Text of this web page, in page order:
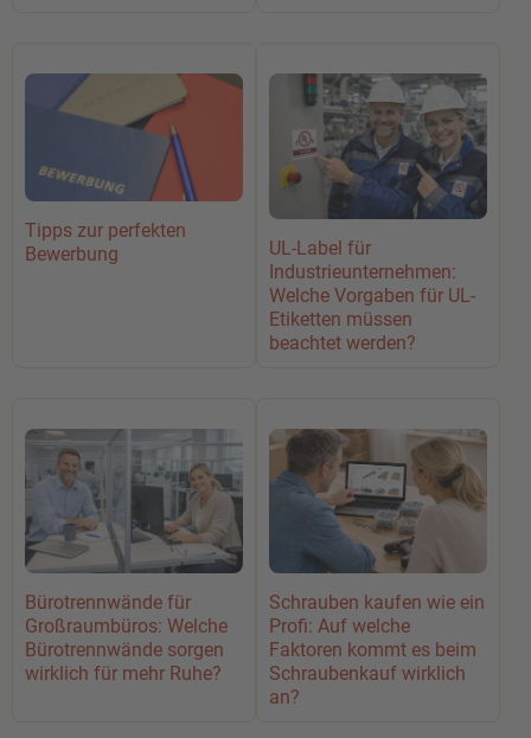
Tipps zur perfekten
Bewerbung
UL-Label für
Industrieunternehmen:
Welche Vorgaben für UL-
Etiketten müssen
beachtet werden?
Bürotrennwände für
Großraumbüros: Welche
Bürotrennwände sorgen
wirklich für mehr Ruhe?
Schrauben kaufen wie ein
Profi: Auf welche
Faktoren kommt es beim
Schraubenkauf wirklich
an?